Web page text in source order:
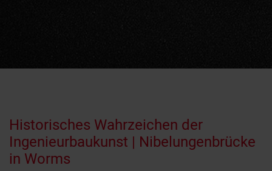
Historisches Wahrzeichen der
Ingenieurbaukunst | Nibelungenbrücke
in Worms